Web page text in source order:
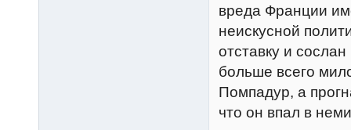
вреда Франции
неискусной
отставку и
больше всего
Помпадур, а
что он впал в